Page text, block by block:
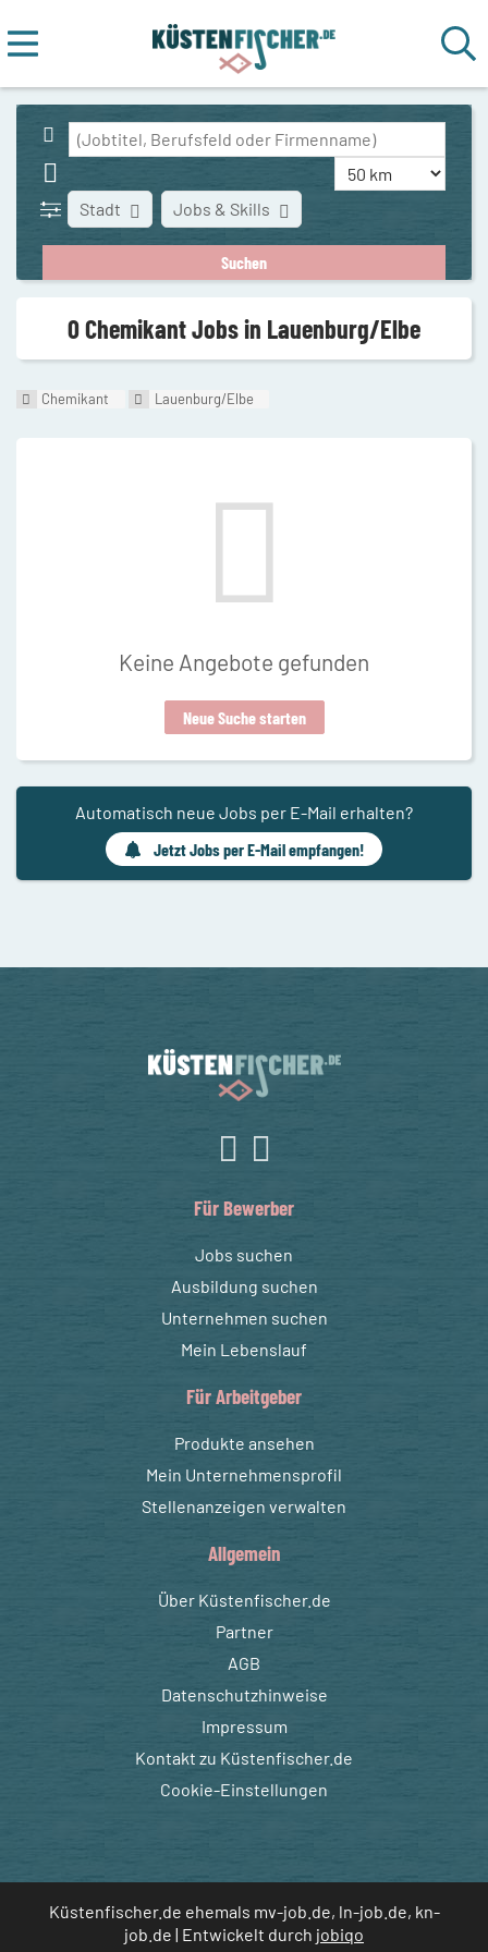
Stadt Jobs & Skills
0 Chemikant Jobs in Lauenburg/Elbe
Chemikant Lauenburg/Elbe
Keine Angebote gefunden
Neue Suche starten
Automatisch neue Jobs per E-Mail erhalten?
Jetzt Jobs per E-Mail empfangen!
Für Bewerber
Jobs suchen
Ausbildung suchen
Unternehmen suchen
Mein Lebenslauf
Für Arbeitgeber
Produkte ansehen
Mein Unternehmensprofil
Stellenanzeigen verwalten
Allgemein
Über Küstenfischer.de
Partner
AGB
Datenschutzhinweise
Impressum
Kontakt zu Küstenfischer.de
Cookie-Einstellungen
Küstenfischer.de ehemals mv-job.de, ln-job.de, kn-
job.de | Entwickelt durch jobiqo